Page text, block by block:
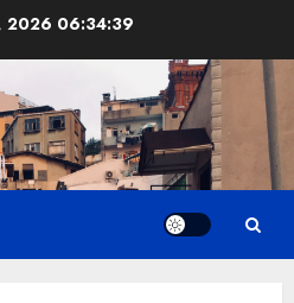
2026 06:34:39